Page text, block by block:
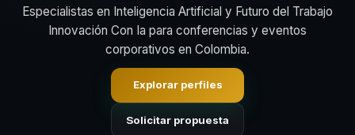
Especialistas en Inteligencia Artificial y Futuro del Trabajo
Innovación Con Ia para conferencias y eventos
corporativos en Colombia.
Explorar perfiles
Solicitar propuesta